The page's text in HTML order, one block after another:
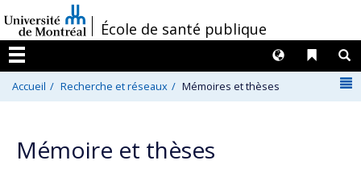
au
contenu
/École de santé publique
Menu
Liens
Langues
Accueil Recherche et réseaux Mémoires et thèses
Mémoire et thèses